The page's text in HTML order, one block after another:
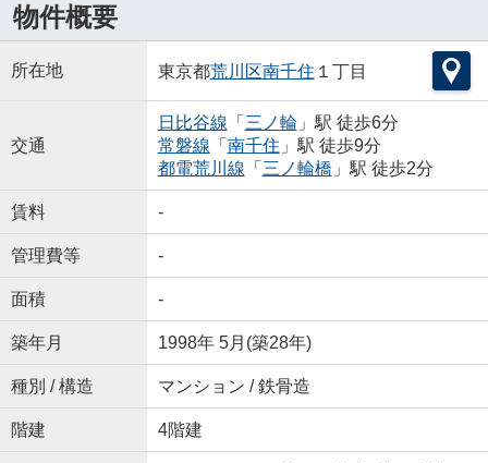
物件概要
所在地 東京都荒川区南千住 １丁目
交通
日比谷線 「 三ノ輪」駅 徒歩6分
常磐線 「 南千住 」駅 徒歩9分
都電荒川線 「 三ノ輪橋 」駅 徒歩2分
賃料 -
管理費等 -
面積 -
築年月 1998年 5月(築28年)
種別 / 構造 マンション / 鉄骨造
階建 4階建